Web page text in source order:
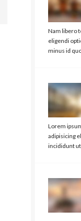
Nam libero
eligendi
minus id
Lorem
adipisicing
incididunt